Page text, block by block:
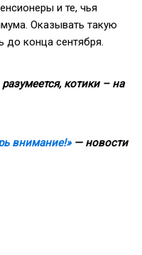
и те, чья
Оказывать такую
до конца сентября.
котики – на
внимание!»— новости